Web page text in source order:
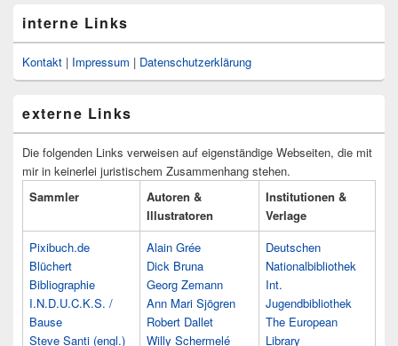
interne Links
Kontakt | Impressum | Datenschutzerklärung
externe Links
Die folgenden Links verweisen auf eigenständige Webseiten, die mit
mir in keinerlei juristischem Zusammenhang stehen.
Sammler
Autoren &
Illustratoren
Institutionen &
Verlage
Pixibuch.de
Blüchert
Bibliographie
I.N.D.U.C.K.S. /
Bause
Steve Santi (engl.)
Alain Grée
Dick Bruna
Georg Zemann
Ann Mari Sjögren
Robert Dallet
Willy Schermelé
Deutschen
Nationalbibliothek
Int.
Jugendbibliothek
The European
Library